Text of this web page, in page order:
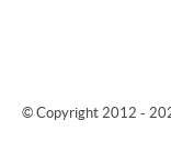
© Copyright 2012 -